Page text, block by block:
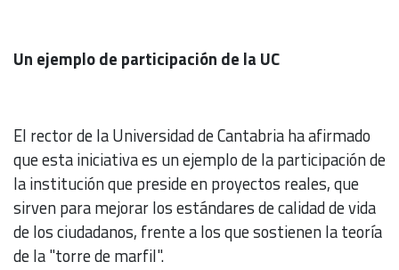
Un ejemplo de participación de la UC
El rector de la Universidad de Cantabria ha afirmado
que esta iniciativa es un ejemplo de la participación de
la institución que preside en proyectos reales, que
sirven para mejorar los estándares de calidad de vida
de los ciudadanos, frente a los que sostienen la teoría
de la "torre de marfil".